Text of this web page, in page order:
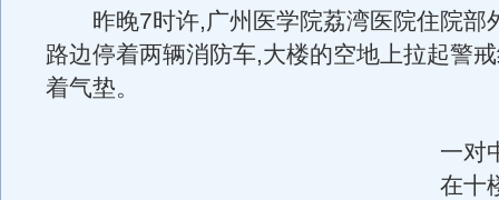
昨晚7时许,广州医学院荔湾医院住院部
路边停着两辆消防车,大楼的空地上拉起警
着气垫。
一对
在十